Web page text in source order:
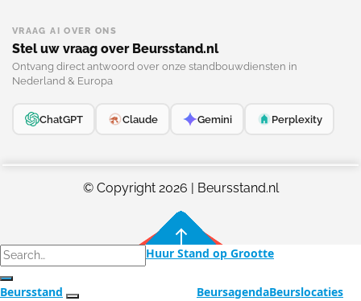
VRAAG AI OVER ONS
Stel uw vraag over Beursstand.nl
Ontvang direct antwoord over onze standbouwdiensten in
Nederland & Europa
ChatGPT Claude Gemini Perplexity
© Copyright 2026 | Beursstand.nl
Huur Stand op Grootte
Beursstand BeursagendaBeurslocaties